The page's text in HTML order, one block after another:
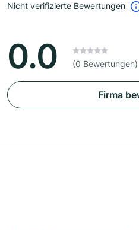
Nicht verifizierte Bewertungen
0.0 (0 Bewertungen)
Firma